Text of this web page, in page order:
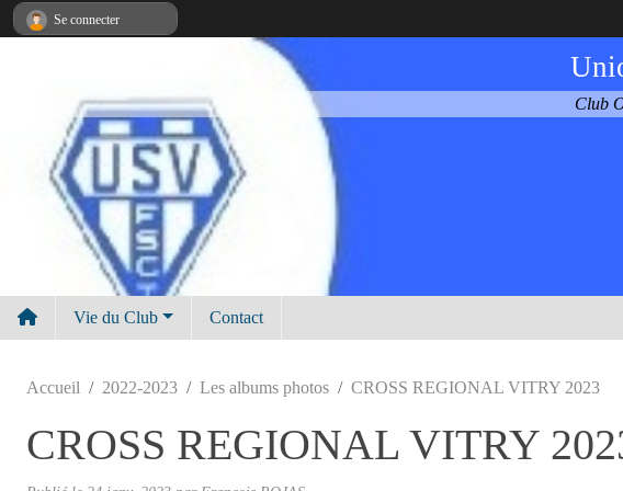
Club
Vie du Club Contact
Accueil 2022-2023 Les albums photos CROSS REGIONAL VITRY 2023
CROSS REGIONAL VITRY
Se connecter
Panneau de gestion des cookies